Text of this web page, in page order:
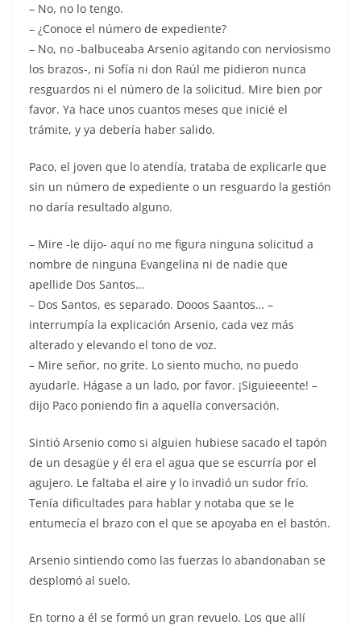
– No, no lo tengo.
– ¿Conoce el número de expediente?
– No, no -balbuceaba Arsenio agitando con nerviosismo
los brazos-, ni Sofía ni don Raúl me pidieron nunca
resguardos ni el número de la solicitud. Mire bien por
favor. Ya hace unos cuantos meses que inicié el
trámite, y ya debería haber salido.
Paco, el joven que lo atendía, trataba de explicarle que
sin un número de expediente o un resguardo la gestión
no daría resultado alguno.
– Mire -le dijo- aquí no me figura ninguna solicitud a
nombre de ninguna Evangelina ni de nadie que
apellide Dos Santos…
– Dos Santos, es separado. Dooos Saantos… –
interrumpía la explicación Arsenio, cada vez más
alterado y elevando el tono de voz.
– Mire señor, no grite. Lo siento mucho, no puedo
ayudarle. Hágase a un lado, por favor. ¡Siguieeente! –
dijo Paco poniendo fin a aquella conversación.
Sintió Arsenio como si alguien hubiese sacado el tapón
de un desagüe y él era el agua que se escurría por el
agujero. Le faltaba el aire y lo invadió un sudor frío.
Tenía dificultades para hablar y notaba que se le
entumecía el brazo con el que se apoyaba en el bastón.
Arsenio sintiendo como las fuerzas lo abandonaban se
desplomó al suelo.
En torno a él se formó un gran revuelo. Los que allí